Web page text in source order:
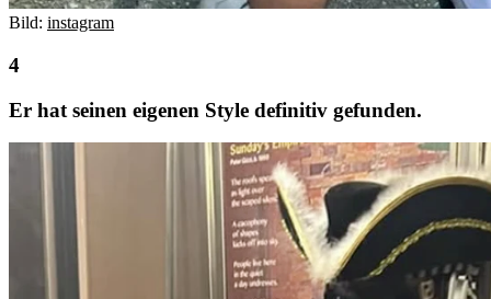
Bild: instagram
Er hat seinen eigenen Style definitiv gefunden.